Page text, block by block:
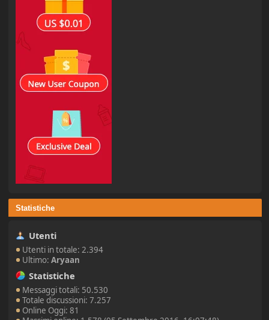
Statistiche
Utenti
Utenti in totale: 2.394
Ultimo:Aryaan
Statistiche
Messaggi totali: 50.530
Totale discussioni: 7.257
Online Oggi: 81